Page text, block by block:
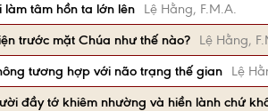
tâm hồn ta lớn lên
Lệ Hằng, F.M.A.
trước mặt Chúa như thế nào?
Lệ Hằng,
tương hợp với não trạng thế gian
Lệ
đầy tớ khiêm nhường và hiền lành chứ